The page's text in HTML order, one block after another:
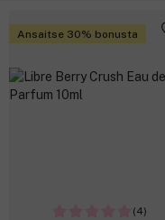
Ansaitse 30% bonusta
(4)